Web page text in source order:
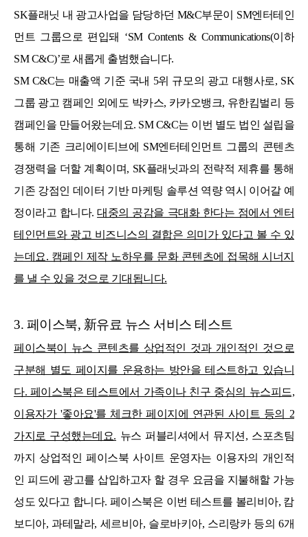
SK플래닛 내 광고사업을 담당하던 M&C부문이 SM엔터테인
먼트 그룹으로 편입돼 ‘SM Contents & Communications(이하
SM C&C)’로 새롭게 출범했습니다.
SM C&C는 매출액 기준 국내 5위 규모의 광고 대행사로, SK
그룹 광고 캠페인 외에도 박카스, 카카오뱅크, 유한킴벌리 등
캠페인을 만들어왔는데요. SM C&C는 이번 별도 법인 설립을
통해 기존 크리에이티브에 SM엔터테인먼트 그룹의 콘텐츠
경쟁력을 더할 계획이며, SK플래닛과의 전략적 제휴를 통해
기존 강점인 데이터 기반 마케팅 솔루션 역량 역시 이어갈 예
정이라고 합니다.대중의 공감을 극대화 한다는 점에서 엔터
테인먼트와 광고 비즈니스의 결합은 의미가 있다고 볼 수 있
는데요. 캠페인 제작 노하우를 문화 콘텐츠에 접목해 시너지
를 낼 수 있을 것으로 기대됩니다.
3. 페이스북, 新유료 뉴스 서비스 테스트
페이스북이 뉴스 콘텐츠를 상업적인 것과 개인적인 것으로
구분해 별도 페이지를 운용하는 방안을 테스트하고 있습니
다. 페이스북은 테스트에서 가족이나 친구 중심의 뉴스피드,
이용자가 '좋아요'를 체크한 페이지에 연관된 사이트 등의 2
가지로 구성했는데요. 뉴스 퍼블리셔에서 뮤지션, 스포츠팀
까지 상업적인 페이스북 사이트 운영자는 이용자의 개인적
인 피드에 광고를 삽입하고자 할 경우 요금을 지불해할 가능
성도 있다고 합니다. 페이스북은 이번 테스트를 볼리비아, 캄
보디아, 과테말라, 세르비아, 슬로바키아, 스리랑카 등의 6개